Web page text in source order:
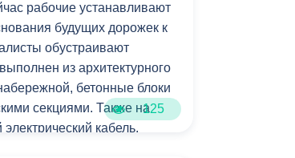
рабочие устанавливают
будущих дорожек к
обустраивают
из архитектурного
бетонные блоки
секциями. Также на
кабель.
125